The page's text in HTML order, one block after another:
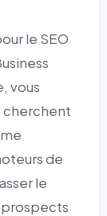
le SEO
vous
cherchent
de
le